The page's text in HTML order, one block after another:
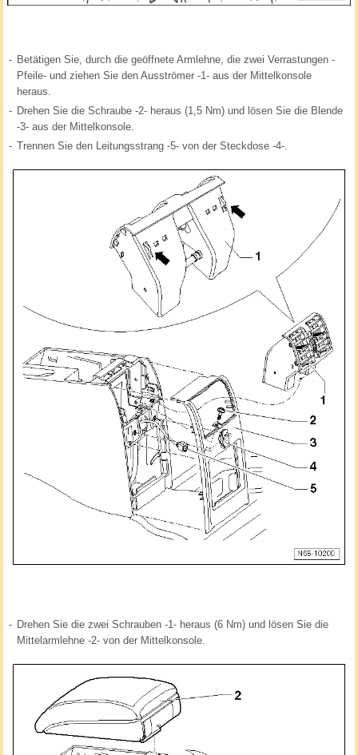
- Betätigen Sie, durch die geöffnete Armlehne, die zwei Verrastungen -
Pfeile- und ziehen Sie den Ausströmer -1- aus der Mittelkonsole
heraus.
- Drehen Sie die Schraube -2- heraus (1,5 Nm) und lösen Sie die Blende
-3- aus der Mittelkonsole.
- Trennen Sie den Leitungsstrang -5- von der Steckdose -4-.
- Drehen Sie die zwei Schrauben -1- heraus (6 Nm) und lösen Sie die
Mittelarmlehne -2- von der Mittelkonsole.